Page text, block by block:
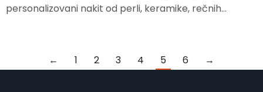
personalizovani nakit od perli, keramike, rečnih…
← 1 2 3 4 5 6 →